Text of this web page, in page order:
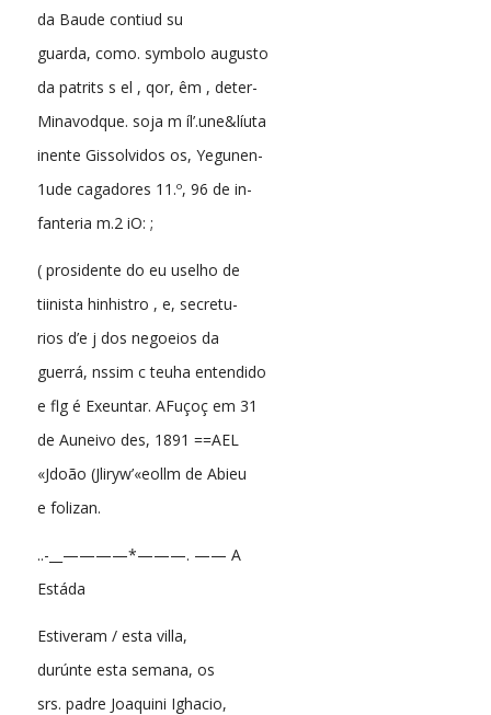
da Baude contiud su
guarda, como. symbolo augusto
da patrits s el , qor, êm , deter-
Minavodque. soja m íl’.une&líuta
inente Gissolvidos os, Yegunen-
1ude cagadores 11.º, 96 de in-
fanteria m.2 iO: ;
( prosidente do eu uselho de
tiinista hinhistro , e, secretu-
rios d’e j dos negoeios da
guerrá, nssim c teuha entendido
e flg é Exeuntar. AFuçoç em 31
de Auneivo des, 1891 ==AEL
«Jdoão (Jliryw’«eollm de Abieu
e folizan.
..-__————*———. —— A
Estáda
Estiveram / esta villa,
durúnte esta semana, os
srs. padre Joaquini Ighacio,